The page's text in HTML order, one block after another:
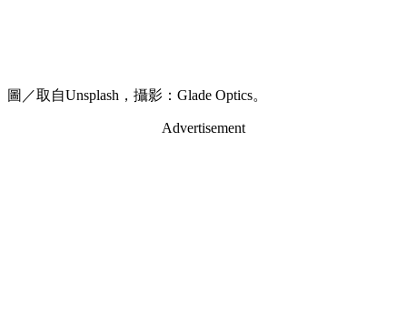
圖／取自Unsplash，攝影：Glade Optics。
Advertisement